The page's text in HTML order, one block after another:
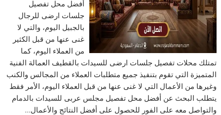
أفضل محل تفصيل
جلسات ارضى للرجال
بالجبيل اليوم، والتي لا
غنى عنها من قبل الكثير
من العملاء اليوم، كما
تمتلك محلات تفصيل جلسات ارضى للسيدات بالقطيف العمالة الفنية
المتميزة التي تقوم بتنفيذ جميع متطلبات العملاء من المجالس والكنب
وغيرها من الأعمال التي لا غنى عنها من قبل العملاء اليوم، الأمر فقط
يتطلب البحث عن أفضل محل تفصيل مجلس عربى للسيدات بالدمام
والتواصل معه على الفور للحصول على أفضل النتائج والأعمال…